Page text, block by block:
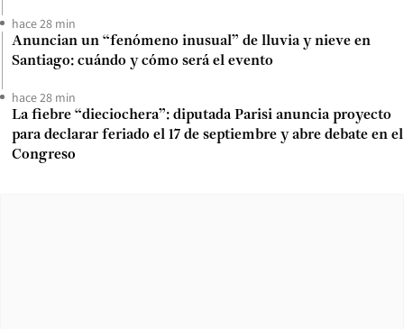
hace 28 min
Anuncian un “fenómeno inusual” de lluvia y nieve en
Santiago: cuándo y cómo será el evento
hace 28 min
La fiebre “dieciochera”: diputada Parisi anuncia proyecto
para declarar feriado el 17 de septiembre y abre debate en el
Congreso